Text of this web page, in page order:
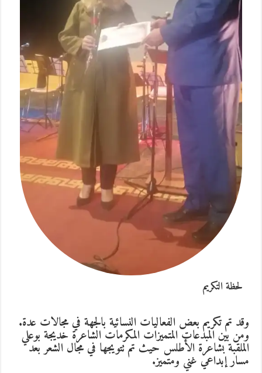
لحظة التكريم
وقد تم تكريم بعض الفعاليات النسائية بالجهة في مجالات عدة.
ومن بين المبدعات المتميزات المكرمات الشاعرة خديجة بوعلي
الملقبة بشاعرة الأطلس حيث تم تتويجها في مجال الشعر بعد
مسار إبداعي غني ومتميز.